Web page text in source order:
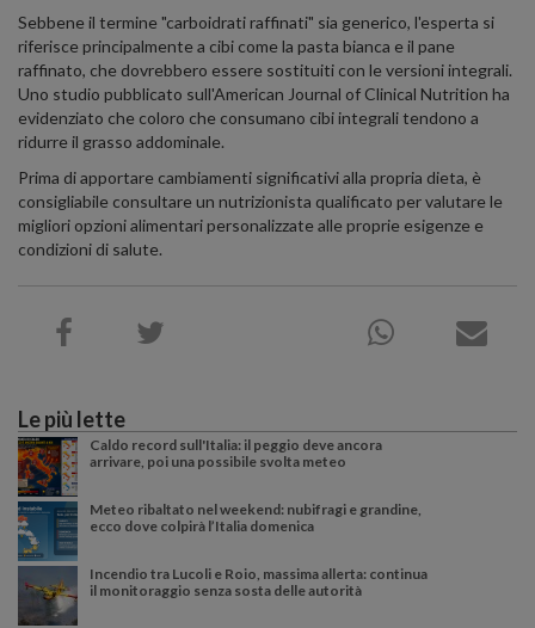
Sebbene il termine "carboidrati raffinati" sia generico, l'esperta si
riferisce principalmente a cibi come la pasta bianca e il pane
raffinato, che dovrebbero essere sostituiti con le versioni integrali.
Uno studio pubblicato sull'American Journal of Clinical Nutrition ha
evidenziato che coloro che consumano cibi integrali tendono a
ridurre il grasso addominale.
Prima di apportare cambiamenti significativi alla propria dieta, è
consigliabile consultare un nutrizionista qualificato per valutare le
migliori opzioni alimentari personalizzate alle proprie esigenze e
condizioni di salute.
Le più lette
Caldo record sull'Italia: il peggio deve ancora
arrivare, poi una possibile svolta meteo
Meteo ribaltato nel weekend: nubifragi e grandine,
ecco dove colpirà l’Italia domenica
Incendio tra Lucoli e Roio, massima allerta: continua
il monitoraggio senza sosta delle autorità